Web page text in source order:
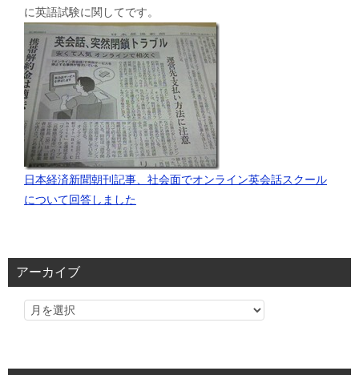
に英語試験に関してです。
日本経済新聞朝刊記事、社会面でオンライン英会話スクール
について回答しました
アーカイブ